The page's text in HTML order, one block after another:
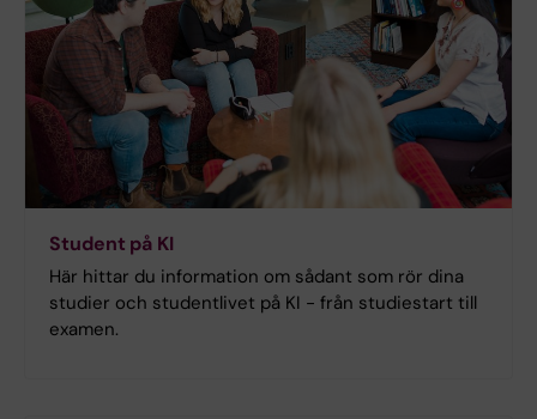
Student på KI
Här hittar du information om sådant som rör dina
studier och studentlivet på KI - från studiestart till
examen.